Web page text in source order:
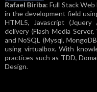
Rafael Biriba: Full Stack
in the development field
HTML5, Javascript
delivery (Flash Media
and NoSQL (Mysql,
using virtualbox. With
practices such as TDD,
Design.